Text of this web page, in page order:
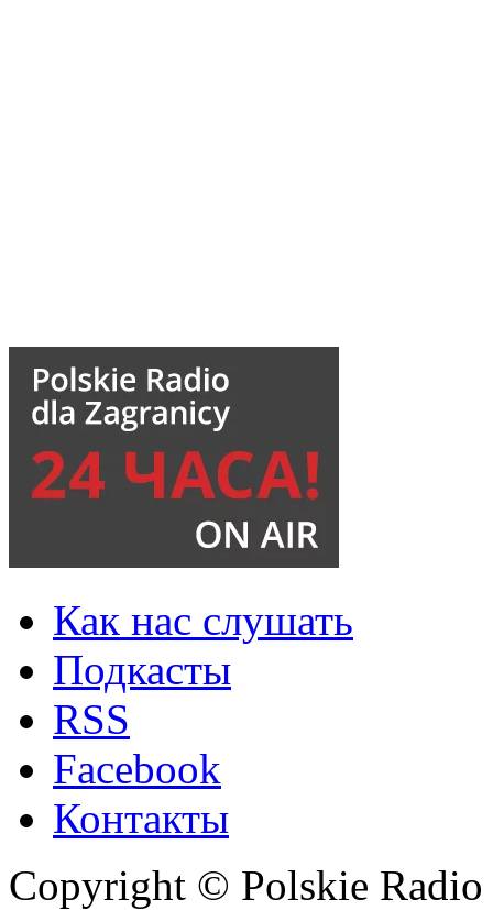
Как нас слушать
Подкасты
RSS
Facebook
Контакты
Copyright © Polskie